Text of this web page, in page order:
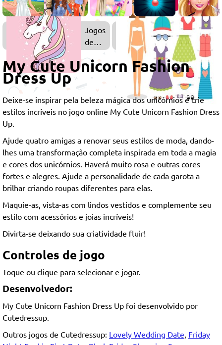
Jogos
de
Unicórnio
My Cute Unicorn Fashion
Dress Up
Deixe-se inspirar pela beleza mágica dos unicórnios e crie
estilos incríveis no jogo online My Cute Unicorn Fashion Dress
Up.
Ajude quatro amigas a renovar seus estilos de moda, dando-
lhes uma transformação completa inspirada em toda a magia
e cores dos unicórnios. Haverá muito rosa e outras cores
fortes e alegres. Ajude a personalidade de cada garota a
brilhar criando roupas diferentes para elas.
Maquie-as, vista-as com lindos vestidos e complemente seu
estilo com acessórios e joias incríveis!
Divirta-se deixando sua criatividade fluir!
Controles de jogo
Toque ou clique para selecionar e jogar.
Desenvolvedor:
My Cute Unicorn Fashion Dress Up foi desenvolvido por
Cutedressup.
Outros jogos de Cutedressup: Lovely Wedding Date Friday